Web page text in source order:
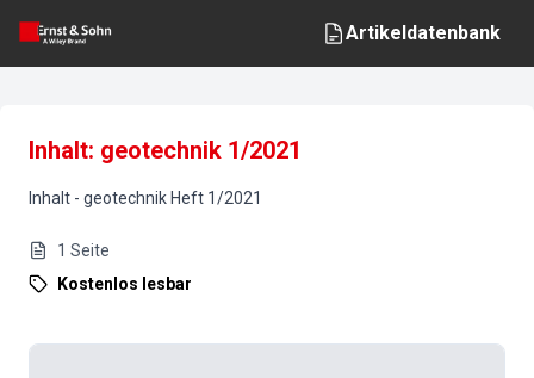
Artikeldatenbank
Inhalt: geotechnik 1/2021
Inhalt - geotechnik Heft 1/2021
1 Seite
Kostenlos lesbar